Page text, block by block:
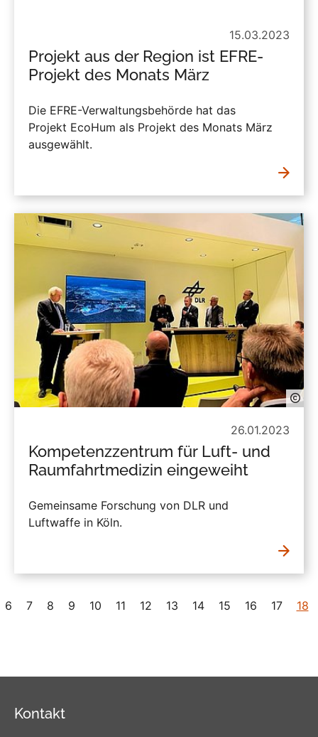
15.03.2023
Projekt aus der Region ist EFRE-
Projekt des Monats März
Die EFRE-Verwaltungsbehörde hat das
Projekt EcoHum als Projekt des Monats März
ausgewählt.
26.01.2023
Kompetenzzentrum für Luft- und
Raumfahrtmedizin eingeweiht
Gemeinsame Forschung von DLR und
Luftwaffe in Köln.
6 7 8 9 10 11 12 13 14 15 16 17 18
Kontakt